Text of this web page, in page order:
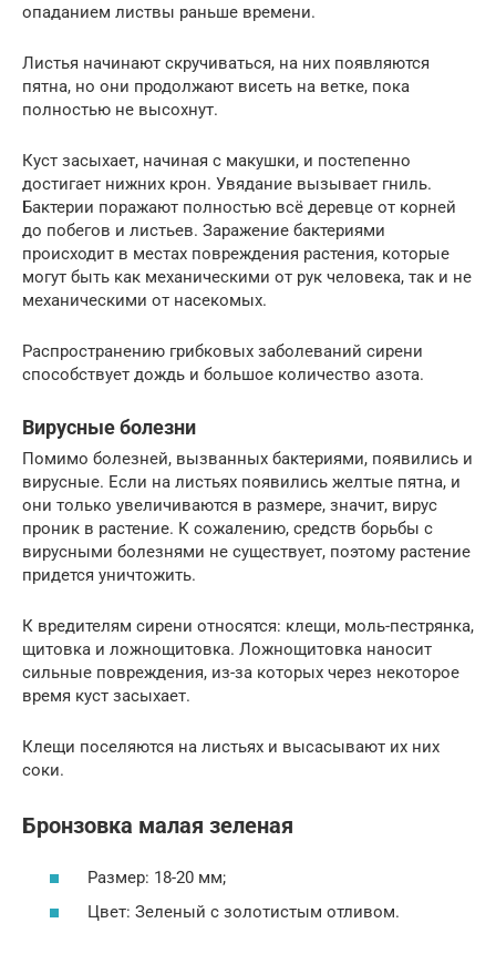
опаданием листвы раньше времени.
Листья начинают скручиваться, на них появляются
пятна, но они продолжают висеть на ветке, пока
полностью не высохнут.
Куст засыхает, начиная с макушки, и постепенно
достигает нижних крон. Увядание вызывает гниль.
Бактерии поражают полностью всё деревце от корней
до побегов и листьев. Заражение бактериями
происходит в местах повреждения растения, которые
могут быть как механическими от рук человека, так и не
механическими от насекомых.
Распространению грибковых заболеваний сирени
способствует дождь и большое количество азота.
Вирусные болезни
Помимо болезней, вызванных бактериями, появились и
вирусные. Если на листьях появились желтые пятна, и
они только увеличиваются в размере, значит, вирус
проник в растение. К сожалению, средств борьбы с
вирусными болезнями не существует, поэтому растение
придется уничтожить.
К вредителям сирени относятся: клещи, моль-пестрянка,
щитовка и ложнощитовка. Ложнощитовка наносит
сильные повреждения, из-за которых через некоторое
время куст засыхает.
Клещи поселяются на листьях и высасывают их них
соки.
Бронзовка малая зеленая
Размер: 18-20 мм;
Цвет: Зеленый с золотистым отливом.